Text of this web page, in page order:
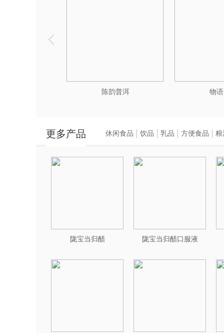
陈韵普洱 物
更多产品
陇宝当归醋 陇宝当归醋口服液
休闲食品 饮品 乳品 方便食品 粮